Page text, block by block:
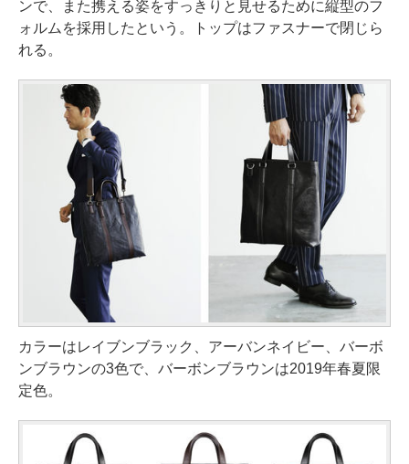
ンで、また携える姿をすっきりと見せるために縦型のフ
ォルムを採用したという。トップはファスナーで閉じら
れる。
カラーはレイブンブラック、アーバンネイビー、バーボ
ンブラウンの3色で、バーボンブラウンは2019年春夏限
定色。